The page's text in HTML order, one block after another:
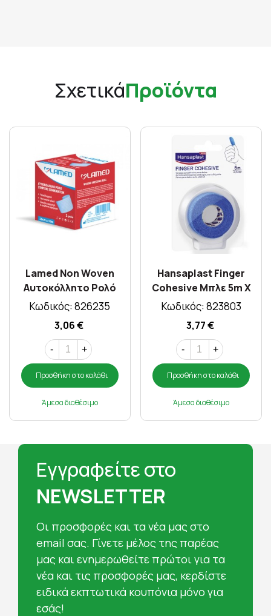
ΣχετικάΠροϊόντα
Lamed Non Woven
Αυτοκόλλητο Ρολό
Στήριξης Επιθέματος
Κωδικός: 826235
3,06 €
- +
Προσθήκη στο καλάθι
Άμεσα διαθέσιμο
Hansaplast Finger
Cohesive Μπλε 5m X
2,5cm
Κωδικός: 823803
3,77 €
- +
Προσθήκη στο καλάθι
Άμεσα διαθέσιμο
Εγγραφείτε στο
NEWSLETTER
Oι προσφορές και τα νέα μας στο
email σας. Γίνετε μέλος της παρέας
μας και ενημερωθείτε πρώτοι για τα
νέα και τις προσφορές μας, κερδίστε
ειδικά εκπτωτικά κουπόνια μόνο για
εσάς!